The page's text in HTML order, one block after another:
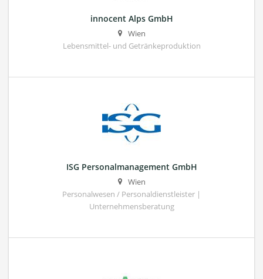
innocent Alps GmbH
Wien
Lebensmittel- und Getränkeproduktion
ISG Personalmanagement GmbH
Wien
Personalwesen / Personaldienstleister |
Unternehmensberatung